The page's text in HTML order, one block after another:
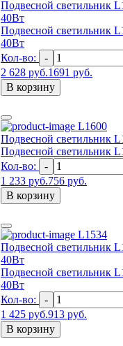
Подвесной светильник
40Вт
Подвесной светильник
40Вт
Кол-во:
-
2 628 руб.1691 руб.
В корзину
L1600
Подвесной светильник
Подвесной светильник
Кол-во:
-
1 233 руб.756 руб.
В корзину
L1534
Подвесной светильник
40Вт
Подвесной светильник
40Вт
Кол-во:
-
1 425 руб.913 руб.
В корзину